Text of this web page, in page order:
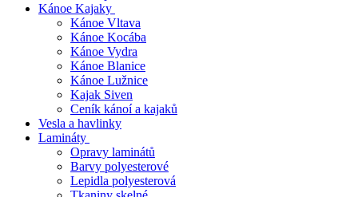
Kánoe Kajaky
Kánoe Vltava
Kánoe Kocába
Kánoe Vydra
Kánoe Blanice
Kánoe Lužnice
Kajak Siven
Ceník kánoí a kajaků
Vesla a havlinky
Lamináty
Opravy laminátů
Barvy polyesterové
Lepidla polyesterová